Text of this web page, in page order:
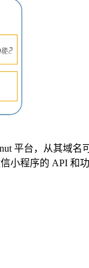
平台，从其域
小程序的 API